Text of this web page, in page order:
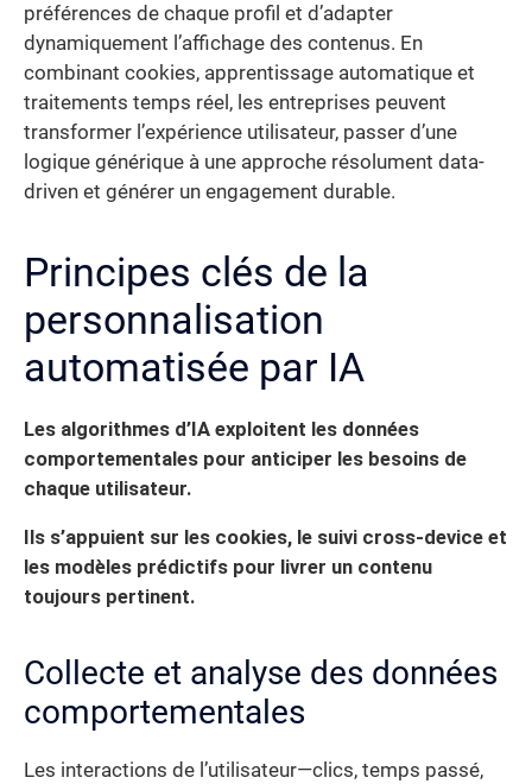
préférences de chaque profil et d’adapter
dynamiquement l’affichage des contenus. En
combinant cookies, apprentissage automatique et
traitements temps réel, les entreprises peuvent
transformer l’expérience utilisateur, passer d’une
logique générique à une approche résolument data-
driven et générer un engagement durable.
Principes clés de la
personnalisation
automatisée par IA
Les algorithmes d’IA exploitent les données
comportementales pour anticiper les besoins de
chaque utilisateur.
Ils s’appuient sur les cookies, le suivi cross-device et
les modèles prédictifs pour livrer un contenu
toujours pertinent.
Collecte et analyse des données
comportementales
Les interactions de l’utilisateur—clics, temps passé,